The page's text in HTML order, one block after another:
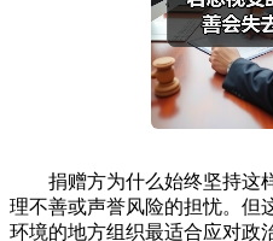
捐赠方为什么始终坚持这
理不善或声誉风险的担忧。但
环境的地方组织最适合应对政